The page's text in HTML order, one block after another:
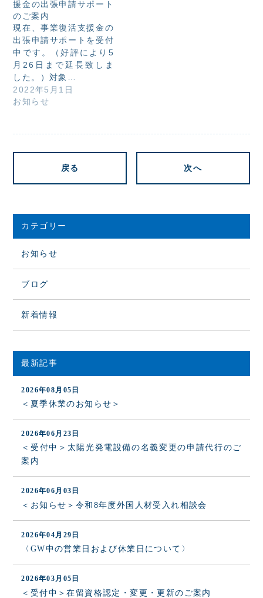
援金の出張申請サポート
のご案内
現在、事業復活支援金の
出張申請サポートを受付
中です。（好評により5
月26日まで延長致しま
した。）対象…
2022年5月1日
お知らせ
戻る 次へ
カテゴリー
お知らせ
ブログ
新着情報
最新記事
2026年08月05日
＜夏季休業のお知らせ＞
2026年06月23日
＜受付中＞太陽光発電設備の名義変更の申請代行のご
案内
2026年06月03日
＜お知らせ＞令和8年度外国人材受入れ相談会
2026年04月29日
〈GW中の営業日および休業日について〉
2026年03月05日
＜受付中＞在留資格認定・変更・更新のご案内